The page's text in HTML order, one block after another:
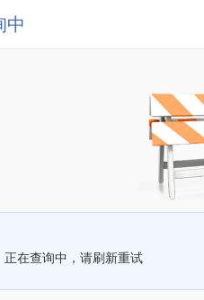
中
正在查询中，请刷新重试